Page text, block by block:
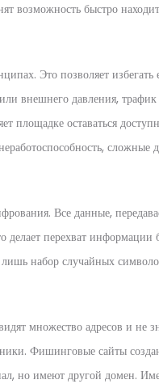
возможность быстро
Это позволяет
внешнего давления, трафик
площадке оставаться
сложные
Все данные,
делает перехват
набор случайных
множество адресов и не
Фишинговые сайты
но имеют другой домен.